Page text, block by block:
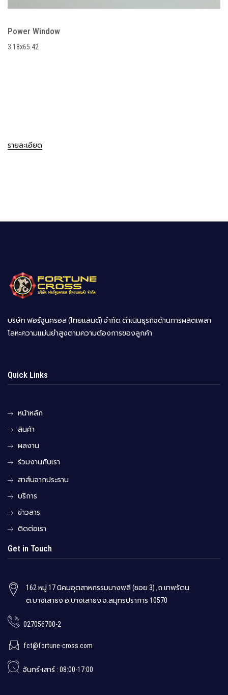
Power Window
3.18x65.42
รายละเอียด
บริษัท ฟอร์จูนครอส (ไทยแลนด์) จำกัด ดำเนินธุรกิจด้านการผลิตเพลา
โลหะความแม่นยำสูงตามความต้องการของลูกค้า
Quick Links
หน้าหลัก
สินค้า
ผลงาน
ร่วมงานกับเรา
สาส์นจากประธาน
บริการ
ข่าวสาร
ติดต่อเรา
Get in Touch
162 หมู่ 17 นิคมอุตสาหกรรมบางพลี (ซอย 3) ,ถ.เทพรัตน
ต.บางเสาธง อ.บางเสาธง จ.สมุทรปราการ 10570
027056700-2
fct@fortune-cross.com
จันทร์-เสาร์ : 08:00-17:00